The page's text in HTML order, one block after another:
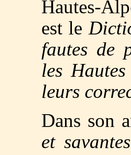
Hautes-
est le
fautes de
les
leurs
Dans son
et